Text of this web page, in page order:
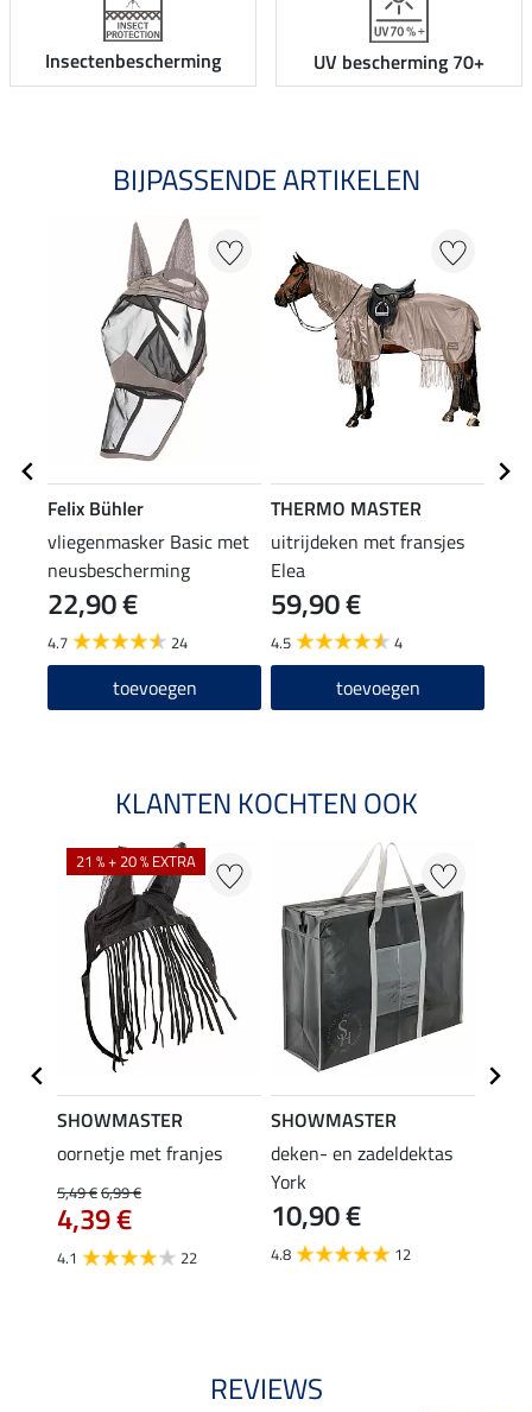
Insectenbescherming UV bescherming 70+
BIJPASSENDE ARTIKELEN
Felix Bühler
vliegenmasker Basic met
neusbescherming
22,90 €
4.7 24
toevoegen
THERMO MASTER
uitrijdeken met fransjes
Elea
59,90 €
4.5 4
toevoegen
KLANTEN KOCHTEN OOK
21 % + 20 % EXTRA
SHOWMASTER
oornetje met franjes
5,49 €6,99 €
4,39 €
4.1 22
SHOWMASTER
deken- en zadeldektas
York
10,90 €
4.8 12
REVIEWS